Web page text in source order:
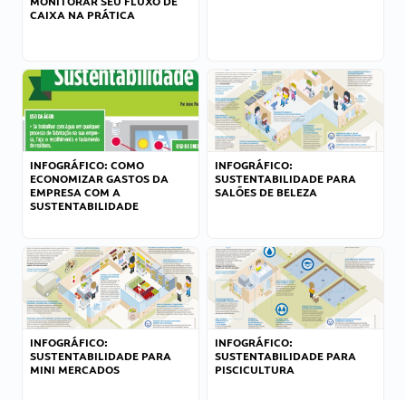
CAIXA NA PRÁTICA
INFOGRÁFICO: COMO
ECONOMIZAR GASTOS DA
EMPRESA COM A
SUSTENTABILIDADE
INFOGRÁFICO:
SUSTENTABILIDADE PARA
SALÕES DE BELEZA
INFOGRÁFICO:
SUSTENTABILIDADE PARA
MINI MERCADOS
INFOGRÁFICO:
SUSTENTABILIDADE PARA
PISCICULTURA